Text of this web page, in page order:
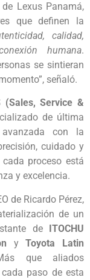
Lexus Panamá,
que definen la
calidad,
humana.
se sintieran
señaló.
(Sales, Service &
de última
con la
cuidado y
proceso está
y excelencia.
de Ricardo Pérez,
de un
de ITOCHU
yToyota Latin
que aliados
paso de esta